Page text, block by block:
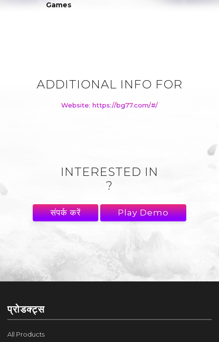
Games
ADDITIONAL INFO FOR
Website: https://bg77.com/#/
INTERESTED IN
?
संपर्क करें Play Demo
प्रोडक्ट्स
All Products